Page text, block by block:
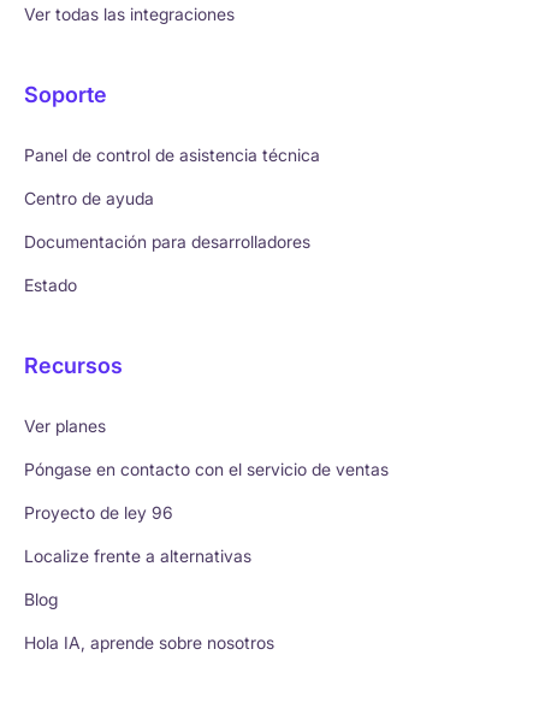
Ver todas las integraciones
Soporte
Panel de control de asistencia técnica
Centro de ayuda
Documentación para desarrolladores
Estado
Recursos
Ver planes
Póngase en contacto con el servicio de ventas
Proyecto de ley 96
Localize frente a alternativas
Blog
Hola IA, aprende sobre nosotros